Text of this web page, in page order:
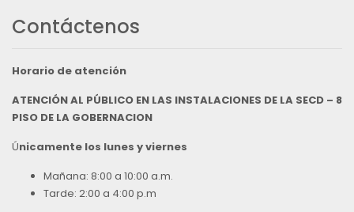
Contáctenos
Horario de atención
ATENCIÓN AL PÚBLICO EN LAS INSTALACIONES DE LA SECD – 8
PISO DE LA GOBERNACION
Únicamente los lunes y viernes
Mañana: 8:00 a 10:00 a.m.
Tarde: 2:00 a 4:00 p.m